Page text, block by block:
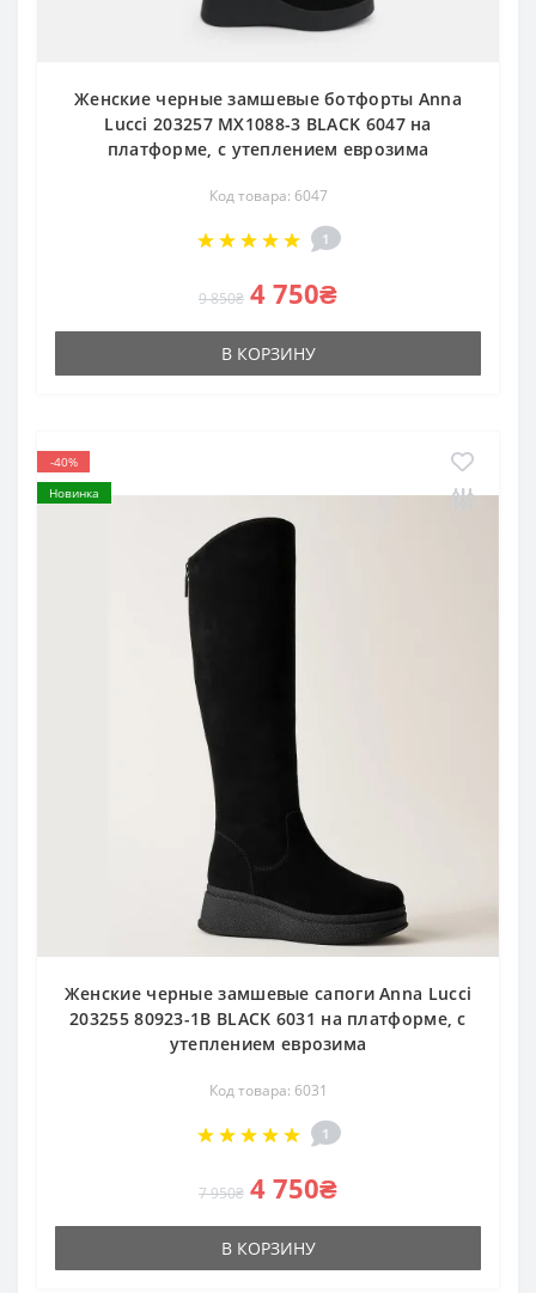
Женские черные замшевые ботфорты Anna
Lucci 203257 MX1088-3 BLACK 6047 на
платформе, с утеплением еврозима
Код товара: 6047
1
9 850₴ 4 750₴
В КОРЗИНУ
-40%
Новинка
Женские черные замшевые сапоги Anna Lucci
203255 80923-1B BLACK 6031 на платформе, с
утеплением еврозима
Код товара: 6031
1
7 950₴ 4 750₴
В КОРЗИНУ